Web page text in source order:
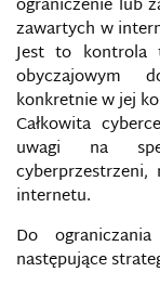
ograniczenie lub
zawartych w
Jest to kontrola
obyczajowym
konkretnie w jej
Całkowita
uwagi na
internetu.
Do
następujące